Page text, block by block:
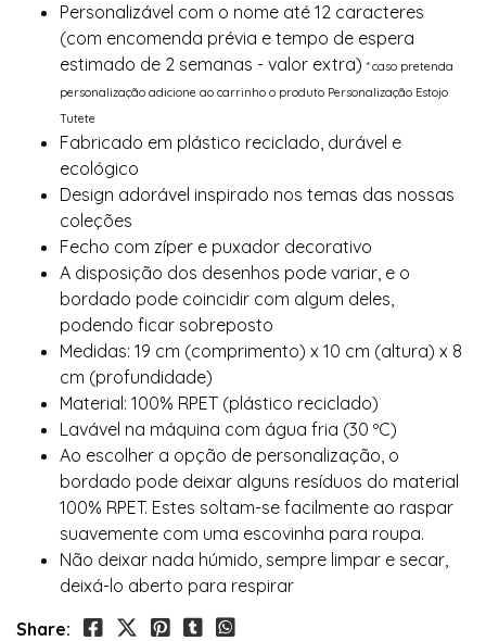
Personalizável com o nome até 12 caracteres
(com encomenda prévia e tempo de espera
estimado de 2 semanas - valor extra) * caso pretenda
personalização adicione ao carrinho o produto Personalização Estojo
Tutete
Fabricado em plástico reciclado, durável e
ecológico
Design adorável inspirado nos temas das nossas
coleções
Fecho com zíper e puxador decorativo
A disposição dos desenhos pode variar, e o
bordado pode coincidir com algum deles,
podendo ficar sobreposto
Medidas: 19 cm (comprimento) x 10 cm (altura) x 8
cm (profundidade)
Material: 100% RPET (plástico reciclado)
Lavável na máquina com água fria (30 ºC)
Ao escolher a opção de personalização, o
bordado pode deixar alguns resíduos do material
100% RPET. Estes soltam-se facilmente ao raspar
suavemente com uma escovinha para roupa.
Não deixar nada húmido, sempre limpar e secar,
deixá-lo aberto para respirar
Share: